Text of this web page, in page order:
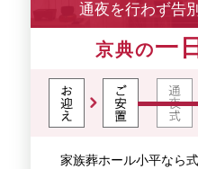
通夜を行わず告
京典の一
家族葬ホール小平なら